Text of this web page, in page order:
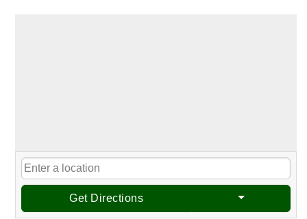
Get Directions